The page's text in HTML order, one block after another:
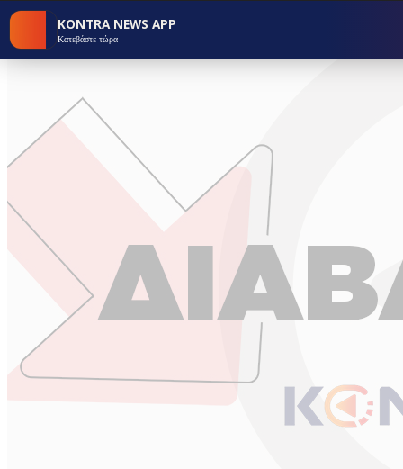
KONTRA NEWS APP
Κατεβάστε τώρα